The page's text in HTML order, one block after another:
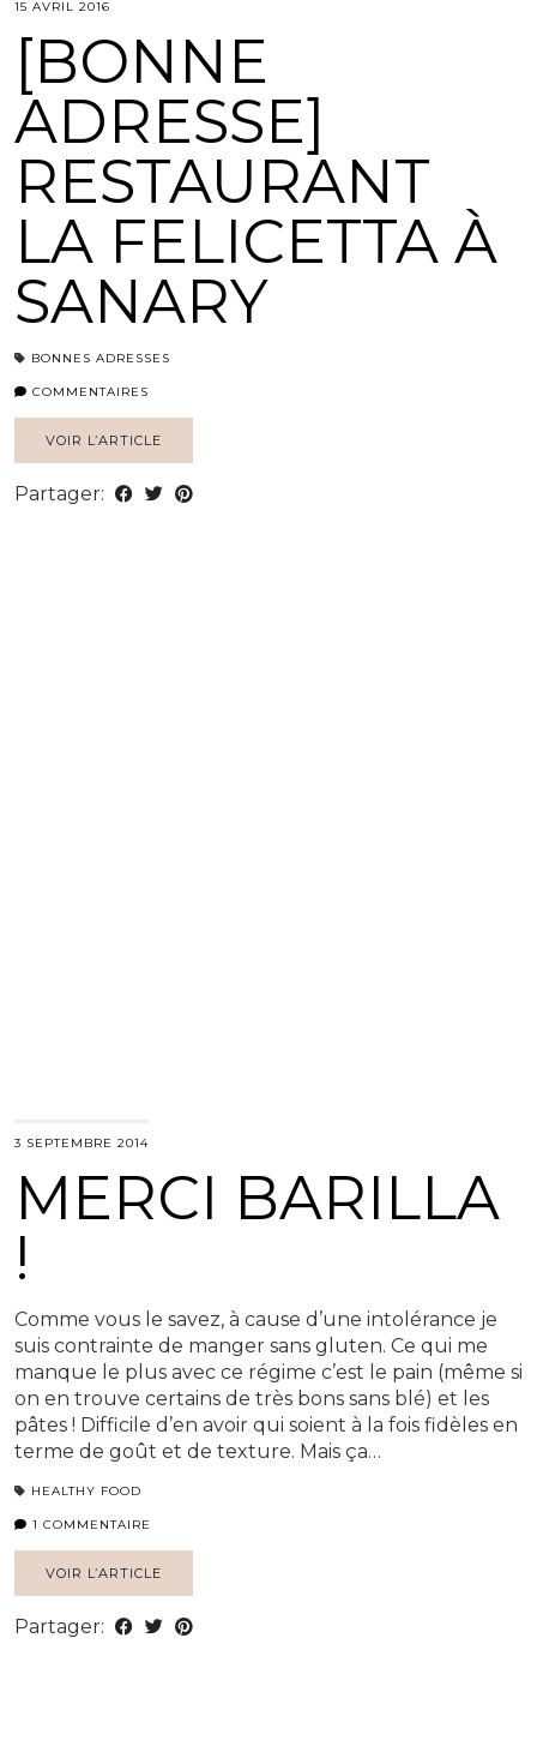
15 AVRIL 2016
[BONNE
ADRESSE]
RESTAURANT
LA FELICETTA À
SANARY
BONNES ADRESSES
COMMENTAIRES
VOIR L’ARTICLE
Partager:
3 SEPTEMBRE 2014
MERCI BARILLA
!
Comme vous le savez, à cause d’une intolérance je
suis contrainte de manger sans gluten. Ce qui me
manque le plus avec ce régime c’est le pain (même si
on en trouve certains de très bons sans blé) et les
pâtes ! Difficile d’en avoir qui soient à la fois fidèles en
terme de goût et de texture. Mais ça…
HEALTHY FOOD
1 COMMENTAIRE
VOIR L’ARTICLE
Partager: